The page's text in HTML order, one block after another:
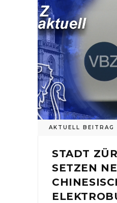
AKTUELL BEITRAG
STADT
SETZEN